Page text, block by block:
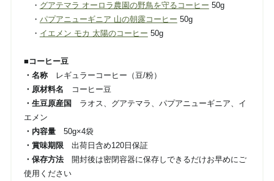
・ グアテマラ オーロラ農園の野鳥を守るコーヒー 50g
・ パプアニューギニア 山の朝露コーヒー 50g
・ イエメン モカ 太陽のコーヒー 50g
■コーヒー豆
・名称
レギュラーコーヒー（豆/粉）
・原材料名
コーヒー豆
・生豆原産国 ラオス、グアテマラ、パプアニューギニア、イ
エメン
・内容量 50g×4袋
・賞味期限 出荷日含め120日保証
・保存方法 開封後は密閉容器に保存しできるだけお早めにご
使用ください